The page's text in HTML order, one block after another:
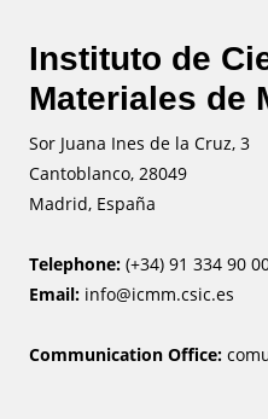
Instituto de
Materiales de
Sor Juana Ines de la Cruz, 3
Cantoblanco, 28049
Madrid, España
Telephone: (+34) 91 334 90
Email: info@icmm.csic.es
Communication Office: